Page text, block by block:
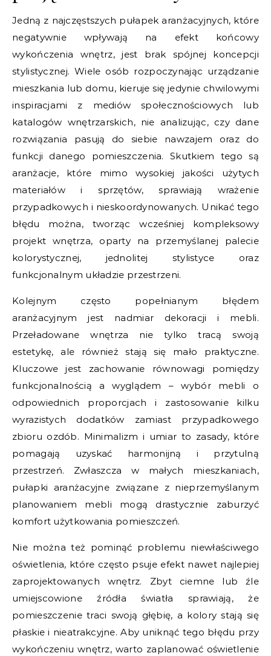
Jedną z najczęstszych pułapek aranżacyjnych, które
negatywnie wpływają na efekt końcowy
wykończenia wnętrz, jest brak spójnej koncepcji
stylistycznej. Wiele osób rozpoczynając urządzanie
mieszkania lub domu, kieruje się jedynie chwilowymi
inspiracjami z mediów społecznościowych lub
katalogów wnętrzarskich, nie analizując, czy dane
rozwiązania pasują do siebie nawzajem oraz do
funkcji danego pomieszczenia. Skutkiem tego są
aranżacje, które mimo wysokiej jakości użytych
materiałów i sprzętów, sprawiają wrażenie
przypadkowych i nieskoordynowanych. Unikać tego
błędu można, tworząc wcześniej kompleksowy
projekt wnętrza, oparty na przemyślanej palecie
kolorystycznej, jednolitej stylistyce oraz
funkcjonalnym układzie przestrzeni.
Kolejnym często popełnianym błędem
aranżacyjnym jest nadmiar dekoracji i mebli.
Przeładowane wnętrza nie tylko tracą swoją
estetykę, ale również stają się mało praktyczne.
Kluczowe jest zachowanie równowagi pomiędzy
funkcjonalnością a wyglądem – wybór mebli o
odpowiednich proporcjach i zastosowanie kilku
wyrazistych dodatków zamiast przypadkowego
zbioru ozdób. Minimalizm i umiar to zasady, które
pomagają uzyskać harmonijną i przytulną
przestrzeń. Zwłaszcza w małych mieszkaniach,
pułapki aranżacyjne związane z nieprzemyślanym
planowaniem mebli mogą drastycznie zaburzyć
komfort użytkowania pomieszczeń.
Nie można też pominąć problemu niewłaściwego
oświetlenia, które często psuje efekt nawet najlepiej
zaprojektowanych wnętrz. Zbyt ciemne lub źle
umiejscowione źródła światła sprawiają, że
pomieszczenie traci swoją głębię, a kolory stają się
płaskie i nieatrakcyjne. Aby uniknąć tego błędu przy
wykończeniu wnętrz, warto zaplanować oświetlenie